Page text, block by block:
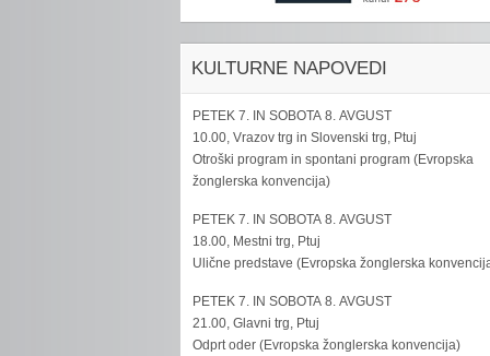
KULTURNE NAPOVEDI
PETEK 7. IN SOBOTA 8. AVGUST
10.00, Vrazov trg in Slovenski trg, Ptuj
Otroški program in spontani program (Evropska
žonglerska konvencija)
PETEK 7. IN SOBOTA 8. AVGUST
18.00, Mestni trg, Ptuj
Ulične predstave (Evropska žonglerska
PETEK 7. IN SOBOTA 8. AVGUST
21.00, Glavni trg, Ptuj
Odprt oder (Evropska žonglerska konvencija)